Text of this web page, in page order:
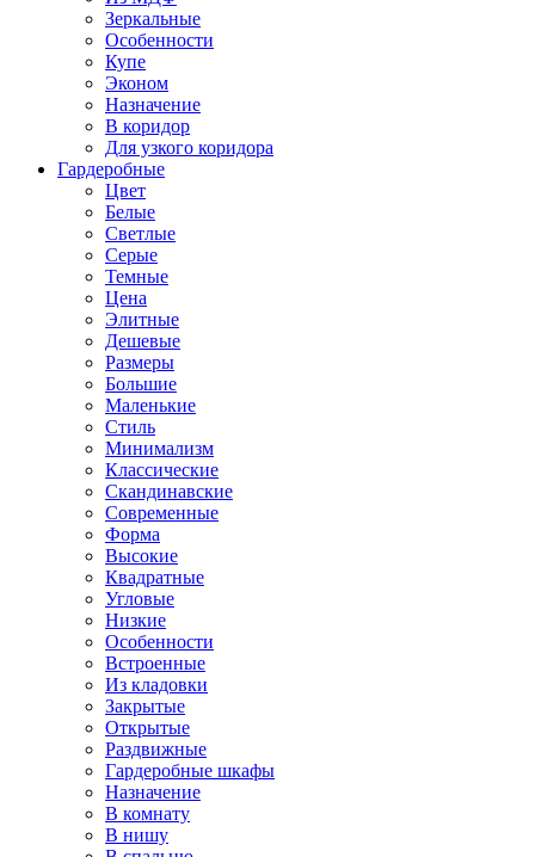
Зеркальные
Особенности
Купе
Эконом
Назначение
В коридор
Для узкого коридора
Гардеробные
Цвет
Белые
Светлые
Серые
Темные
Цена
Элитные
Дешевые
Размеры
Большие
Маленькие
Стиль
Минимализм
Классические
Скандинавские
Современные
Форма
Высокие
Квадратные
Угловые
Низкие
Особенности
Встроенные
Из кладовки
Закрытые
Открытые
Раздвижные
Гардеробные шкафы
Назначение
В комнату
В нишу